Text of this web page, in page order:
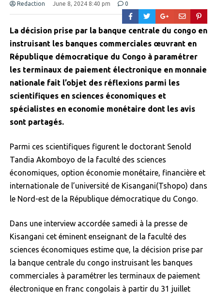
Redaction June 8, 2024 8:40 pm 0
La décision prise par la banque centrale du congo en
instruisant les banques commerciales œuvrant en
République démocratique du Congo à paramétrer
les terminaux de paiement électronique en monnaie
nationale fait l’objet des réflexions parmi les
scientifiques en sciences économiques et
spécialistes en economie monétaire dont les avis
sont partagés.
Parmi ces scientifiques figurent le doctorant Senold
Tandia Akomboyo de la faculté des sciences
économiques, option économie monétaire, financière et
internationale de l’université de Kisangani(Tshopo) dans
le Nord-est de la République démocratique du Congo.
Dans une interview accordée samedi à la presse de
Kisangani cet éminent enseignant de la faculté des
sciences économiques estime que, la décision prise par
la banque centrale du congo instruisant les banques
commerciales à paramétrer les terminaux de paiement
électronique en franc congolais à partir du 31 juillet